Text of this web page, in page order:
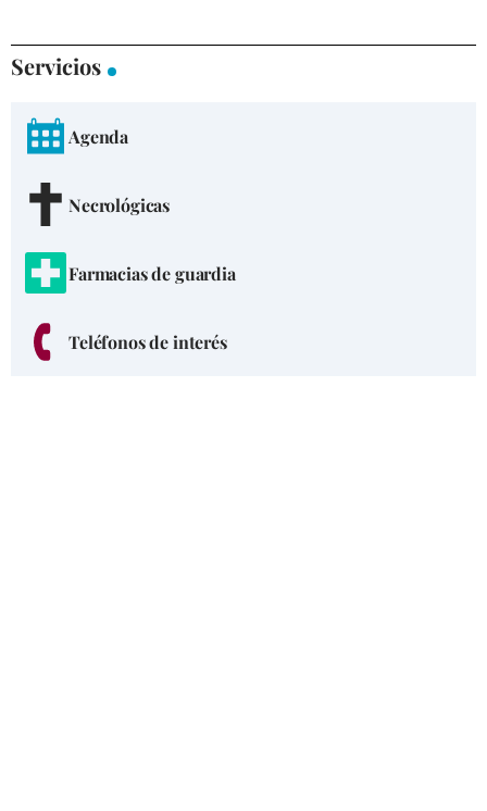
Servicios
Agenda
Necrológicas
Farmacias de guardia
Teléfonos de interés